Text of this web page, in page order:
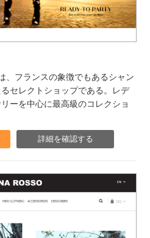
、フランスの象徴でもあるシャン
セレクトショップである。レデ
ーを中心に最高級のコレクショ
詳細を確認する